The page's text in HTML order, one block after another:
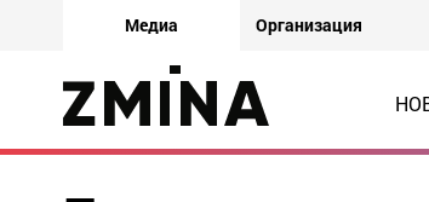
Медиа Организация